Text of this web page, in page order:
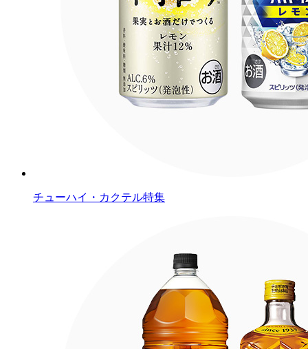
チューハイ・カクテル特集